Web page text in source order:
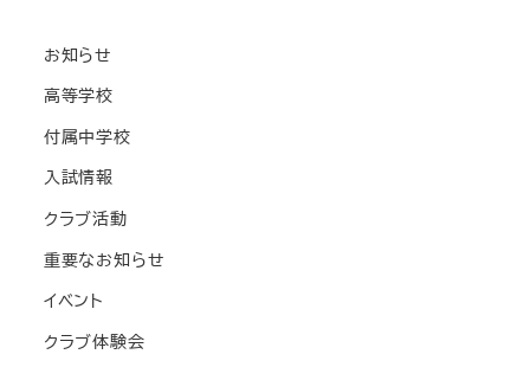
お知らせ
高等学校
付属中学校
入試情報
クラブ活動
重要なお知らせ
イベント
クラブ体験会